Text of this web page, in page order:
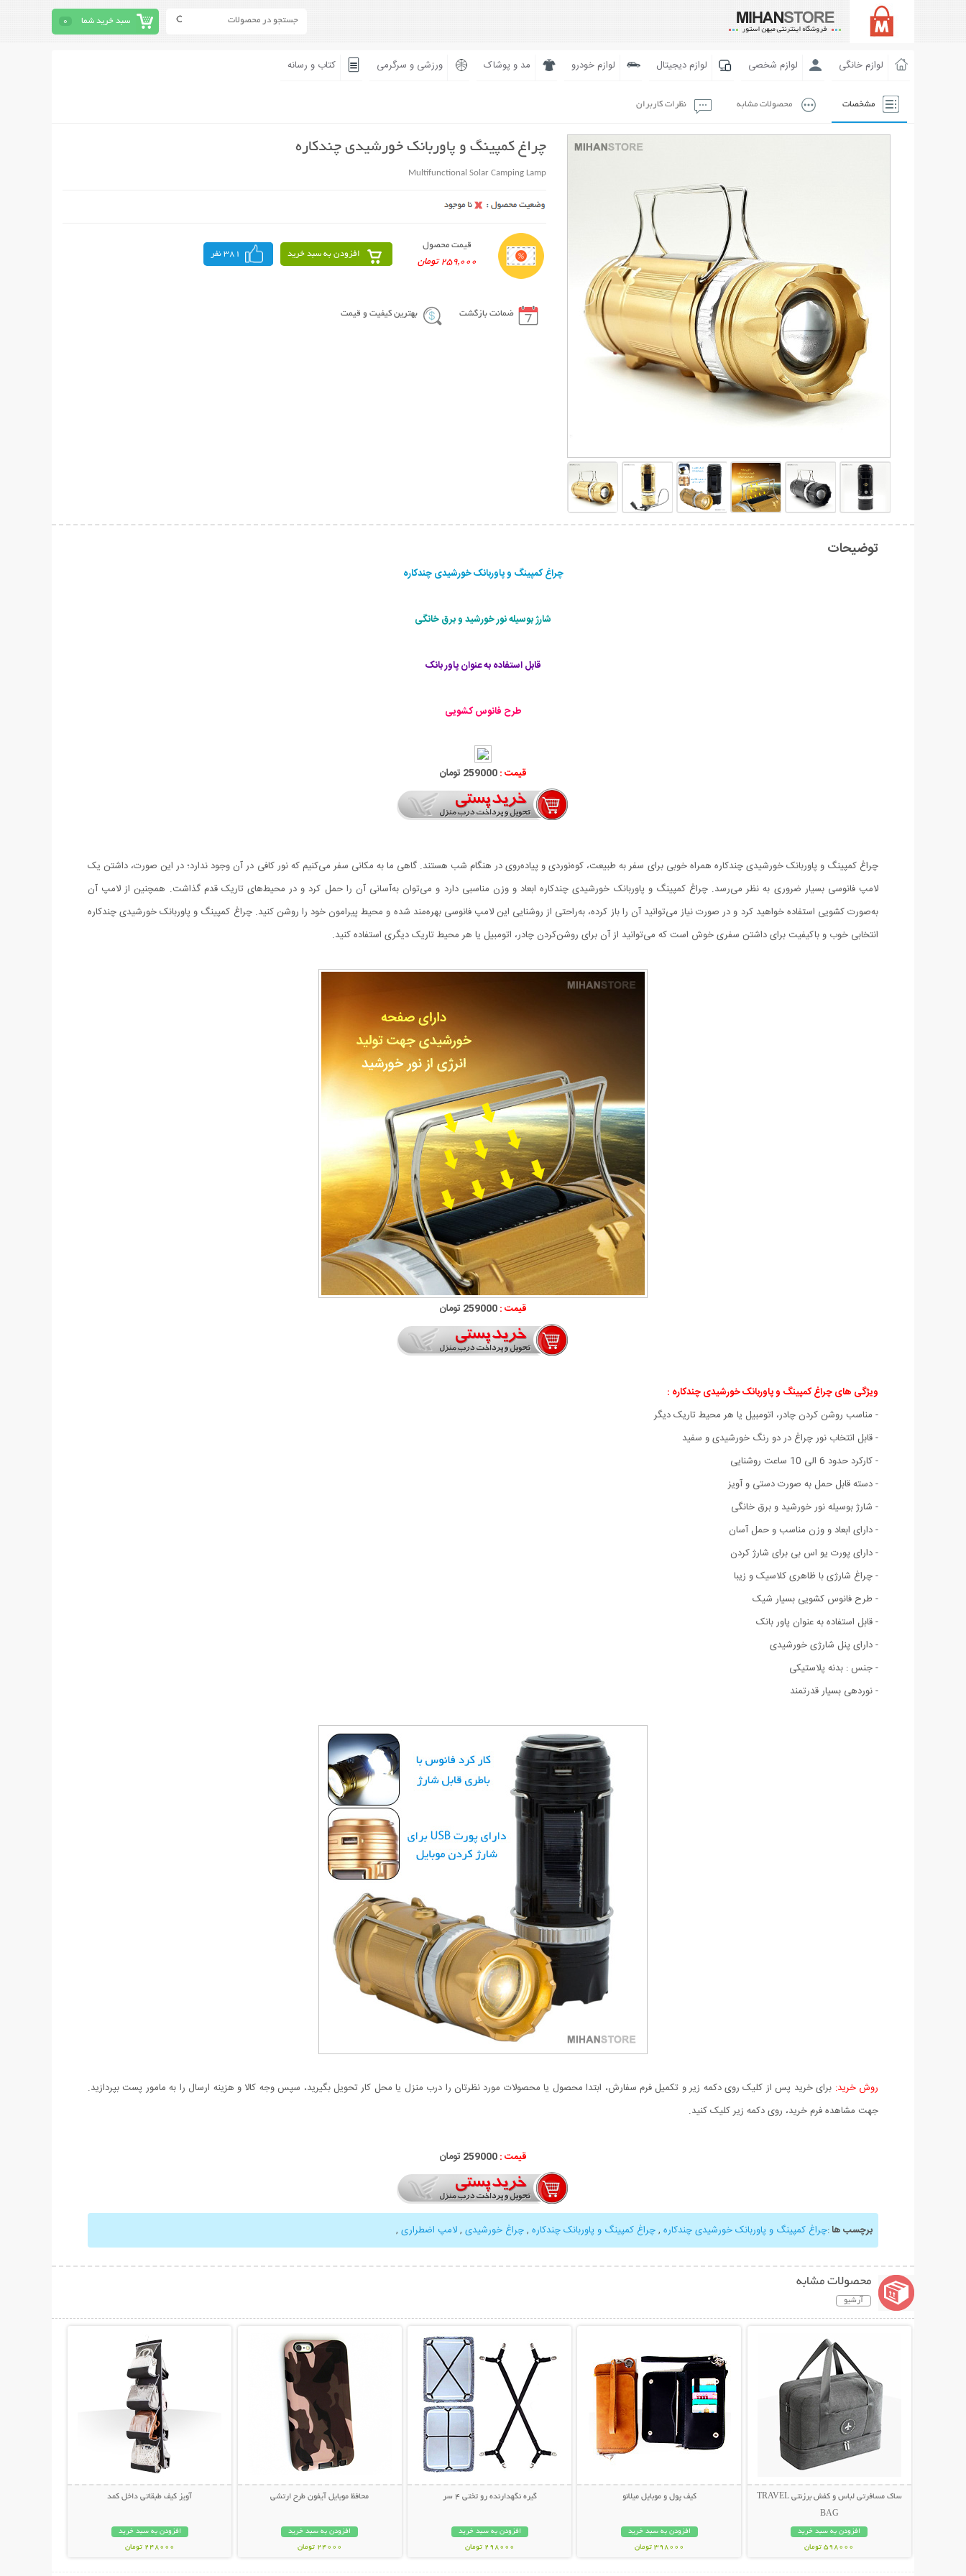
سبد خرید شما 0
لوازم خانگی لوازم شخصی لوازم دیجیتال لوازم خودرو مد و پوشاک ورزشی و سرگرمی کتاب و رسانه
مشخصات محصولات مشابه نظرات کاربران
چراغ کمپینگ و پاوربانک خورشیدی چندکاره
Multifunctional Solar Camping Lamp
قیمت محصول
259,000 تومان
افزودن به سبد خرید 381 نفر
ضمانت بازگشت بهترین کیفیت و قیمت
توضیحات
چراغ کمپینگ و پاوربانک خورشیدی چندکاره
شارژ بوسیله نور خورشید و برق خانگی
قابل استفاده به عنوان پاور بانک
طرح فانوس کشویی
قیمت :259000 تومان
چراغ کمپینگ و پاوربانک خورشیدی چندکاره همراه خوبی برای سفر به طبیعت، کوه‌نوردی و پیاده‌روی در هنگام شب هستند. گاهی ما به مکانی سفر می‌کنیم که نور کافی در آن وجود ندارد؛ در این صورت، داشتن یک
لامپ فانوسی بسیار ضروری به نظر می‌رسد. چراغ کمپینگ و پاوربانک خورشیدی چندکاره ابعاد و وزن مناسبی دارد و می‌توان به‌آسانی آن را حمل کرد و در محیط‌های تاریک قدم گذاشت. همچنین از لامپ آن
به‌صورت کشویی استفاده خواهید کرد و در صورت نیاز می‌توانید آن را باز کرده، به‌راحتی از روشنایی این لامپ فانوسی بهره‌مند شده و محیط پیرامون خود را روشن کنید. چراغ کمپینگ و پاوربانک خورشیدی چندکاره
انتخابی خوب و باکیفیت برای داشتن سفری خوش است که می‌توانید از آن برای روشن‌کردن چادر، اتومبیل یا هر محیط تاریک دیگری استفاده کنید.
قیمت :259000 تومان
ویژگی های چراغ کمپینگ و پاوربانک خورشیدی چندکاره :
- مناسب روشن ‌کردن چادر، اتومبیل یا هر محیط تاریک دیگر
- قابل انتخاب نور چراغ در دو رنگ خورشیدی و سفید
- کارکرد حدود 6 الی 10 ساعت روشنایی
- دسته قابل حمل به صورت دستی و آویز
- شارژ بوسیله نور خورشید و برق خانگی
- دارای ابعاد و وزن مناسب و حمل آسان
- دارای پورت یو اس بی برای شارژ کردن
- چراغ شارژی با ظاهری کلاسیک و زیبا
- طرح فانوس کشویی بسیار شیک
- قابل استفاده به عنوان پاور بانک
- دارای پنل شارژی خورشیدی
- جنس : بدنه پلاستیکی
- نوردهی بسیار قدرتمند
روش خرید: برای خرید پس از کلیک روی دکمه زیر و تکمیل فرم سفارش، ابتدا محصول یا محصولات مورد نظرتان را درب منزل یا محل کار تحویل بگیرید، سپس وجه کالا و هزینه ارسال را به مامور پست بپردازید.
جهت مشاهده فرم خرید، روی دکمه زیر کلیک کنید.
قیمت :259000 تومان
برچسب ها:چراغ کمپینگ و پاوربانک خورشیدی چندکاره ,چراغ کمپینگ و پاوربانک چندکاره ,چراغ خورشیدی ,لامپ اضطراری ,
محصولات مشابه
آرشیو
نمایش توضیحات بیشتر
ساک مسافرتی لباس و کفش برزنتی TRAVEL
BAG
افزودن به سبد خرید
598000 تومان
کیف پول و موبایل میلانو
افزودن به سبد خرید
398000 تومان
گیره نگهدارنده رو تختی 4 سر
افزودن به سبد خرید
298000 تومان
محافظ موبایل آیفون طرح ارتشی
افزودن به سبد خرید
24000 تومان
آویز کیف طبقاتی داخل کمد
افزودن به سبد خرید
248000 تومان